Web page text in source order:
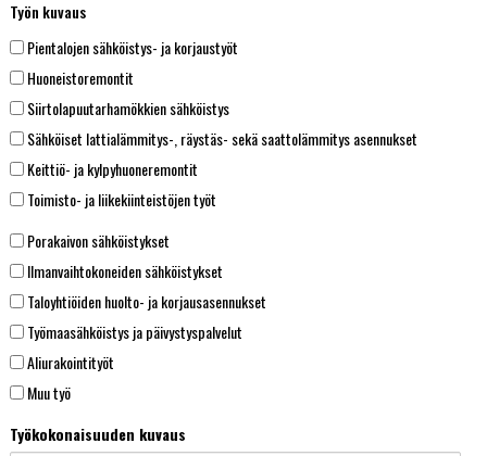
Työn kuvaus
Työnkuvaus
Pientalojen sähköistys- ja korjaustyöt
Huoneistoremontit
Siirtolapuutarhamökkien sähköistys
Sähköiset lattialämmitys-, räystäs- sekä saattolämmitys asennukset
Keittiö- ja kylpyhuoneremontit
Toimisto- ja liikekiinteistöjen työt
työnkuvaus2
Porakaivon sähköistykset
Ilmanvaihtokoneiden sähköistykset
Taloyhtiöiden huolto- ja korjausasennukset
Työmaasähköistys ja päivystyspalvelut
Aliurakointityöt
Muu työ
Työkokonaisuuden kuvaus